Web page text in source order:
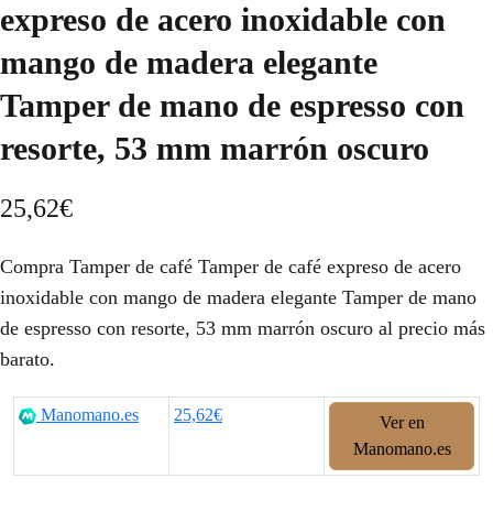
expreso de acero inoxidable con
mango de madera elegante
Tamper de mano de espresso con
resorte, 53 mm marrón oscuro
25,62€
Compra Tamper de café Tamper de café expreso de acero
inoxidable con mango de madera elegante Tamper de mano
de espresso con resorte, 53 mm marrón oscuro al precio más
barato.
Manomano.es 25,62€
Ver en
Manomano.es